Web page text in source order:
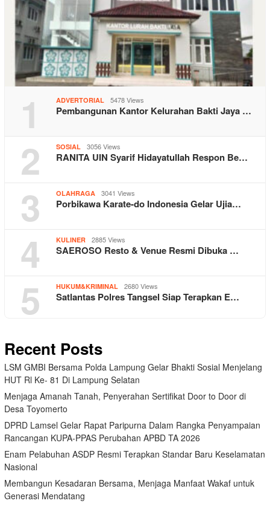
1 ADVERTORIAL 5478 Views
Pembangunan Kantor Kelurahan Bakti Jaya …
2 SOSIAL 3056 Views
RANITA UIN Syarif Hidayatullah Respon Be…
3 OLAHRAGA 3041 Views
Porbikawa Karate-do Indonesia Gelar Ujia…
4 KULINER 2885 Views
SAEROSO Resto & Venue Resmi Dibuka …
5 HUKUM&KRIMINAL 2680 Views
Satlantas Polres Tangsel Siap Terapkan E…
Recent Posts
LSM GMBI Bersama Polda Lampung Gelar Bhakti Sosial Menjelang
HUT Rl Ke- 81 Di Lampung Selatan
Menjaga Amanah Tanah, Penyerahan Sertifikat Door to Door di
Desa Toyomerto
DPRD Lamsel Gelar Rapat Paripurna Dalam Rangka Penyampaian
Rancangan KUPA-PPAS Perubahan APBD TA 2026
Enam Pelabuhan ASDP Resmi Terapkan Standar Baru Keselamatan
Nasional
Membangun Kesadaran Bersama, Menjaga Manfaat Wakaf untuk
Generasi Mendatang